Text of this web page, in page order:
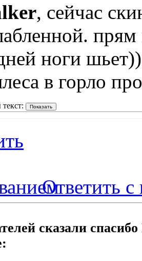
, сейчас
ноги
в горло
Ответить с
сказали